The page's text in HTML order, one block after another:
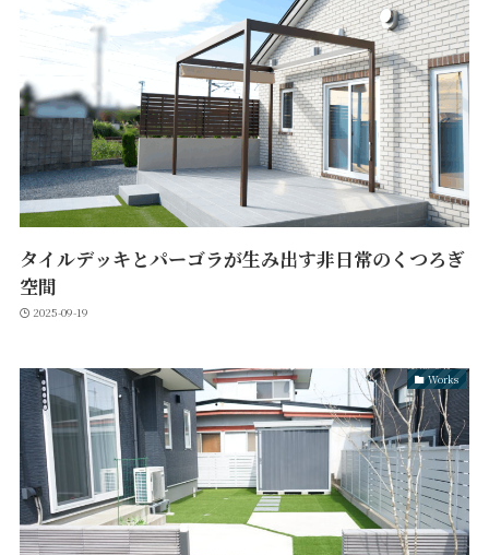
タイルデッキとパーゴラが生み出す非日常のくつろぎ
空間
2025-09-19
Works